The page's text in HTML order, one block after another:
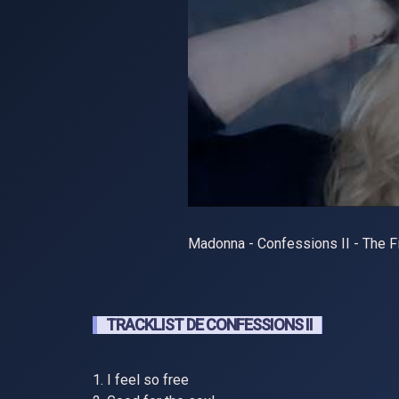
Madonna - Confessions II - The
TRACKLIST DE CONFESSIONS II
1. I feel so free